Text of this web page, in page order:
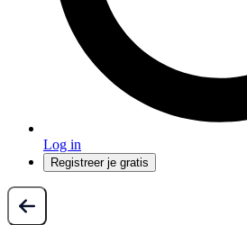
Log in
Registreer je gratis